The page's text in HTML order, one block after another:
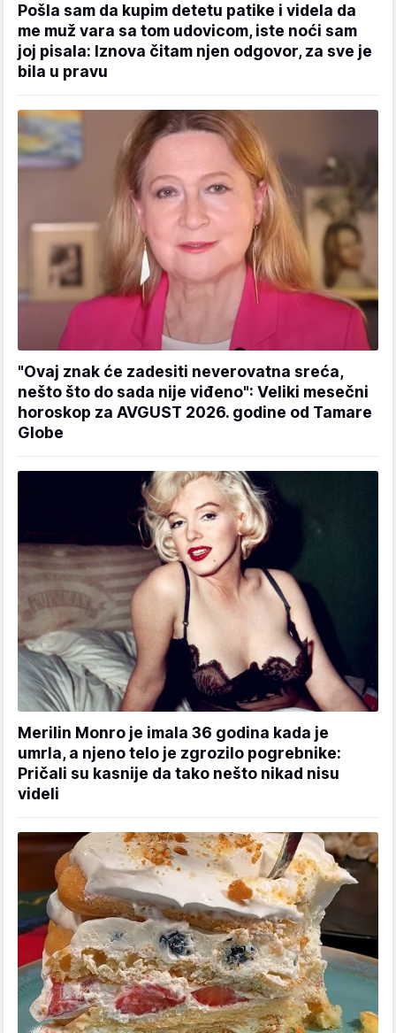
Pošla sam da kupim detetu patike i videla da
me muž vara sa tom udovicom, iste noći sam
joj pisala: Iznova čitam njen odgovor, za sve je
bila u pravu
"Ovaj znak će zadesiti neverovatna sreća,
nešto što do sada nije viđeno": Veliki mesečni
horoskop za AVGUST 2026. godine od Tamare
Globe
Merilin Monro je imala 36 godina kada je
umrla, a njeno telo je zgrozilo pogrebnike:
Pričali su kasnije da tako nešto nikad nisu
videli